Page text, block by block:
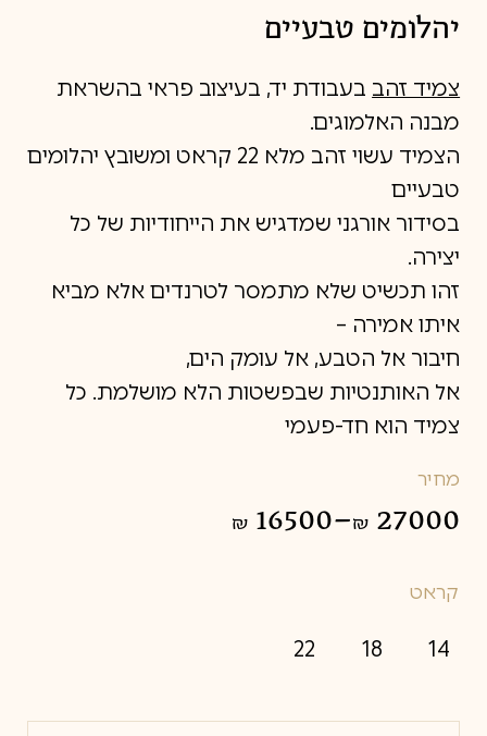
יהלומים טבעיים
צמיד זהב בעבודת יד, בעיצוב פראי בהשראת
מבנה האלמוגים.
הצמיד עשוי זהב מלא 22 קראט ומשובץ יהלומים
טבעיים
בסידור אורגני שמדגיש את הייחודיות של כל
יצירה.
זהו תכשיט שלא מתמסר לטרנדים אלא מביא
איתו אמירה –
חיבור אל הטבע, אל עומק הים,
אל האותנטיות שבפשטות הלא מושלמת. כל
צמיד הוא חד-פעמי
מחיר
₪ 16500–₪ 27000
עד
קראט
14
18
22